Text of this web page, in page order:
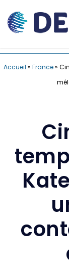
Accueil » France»